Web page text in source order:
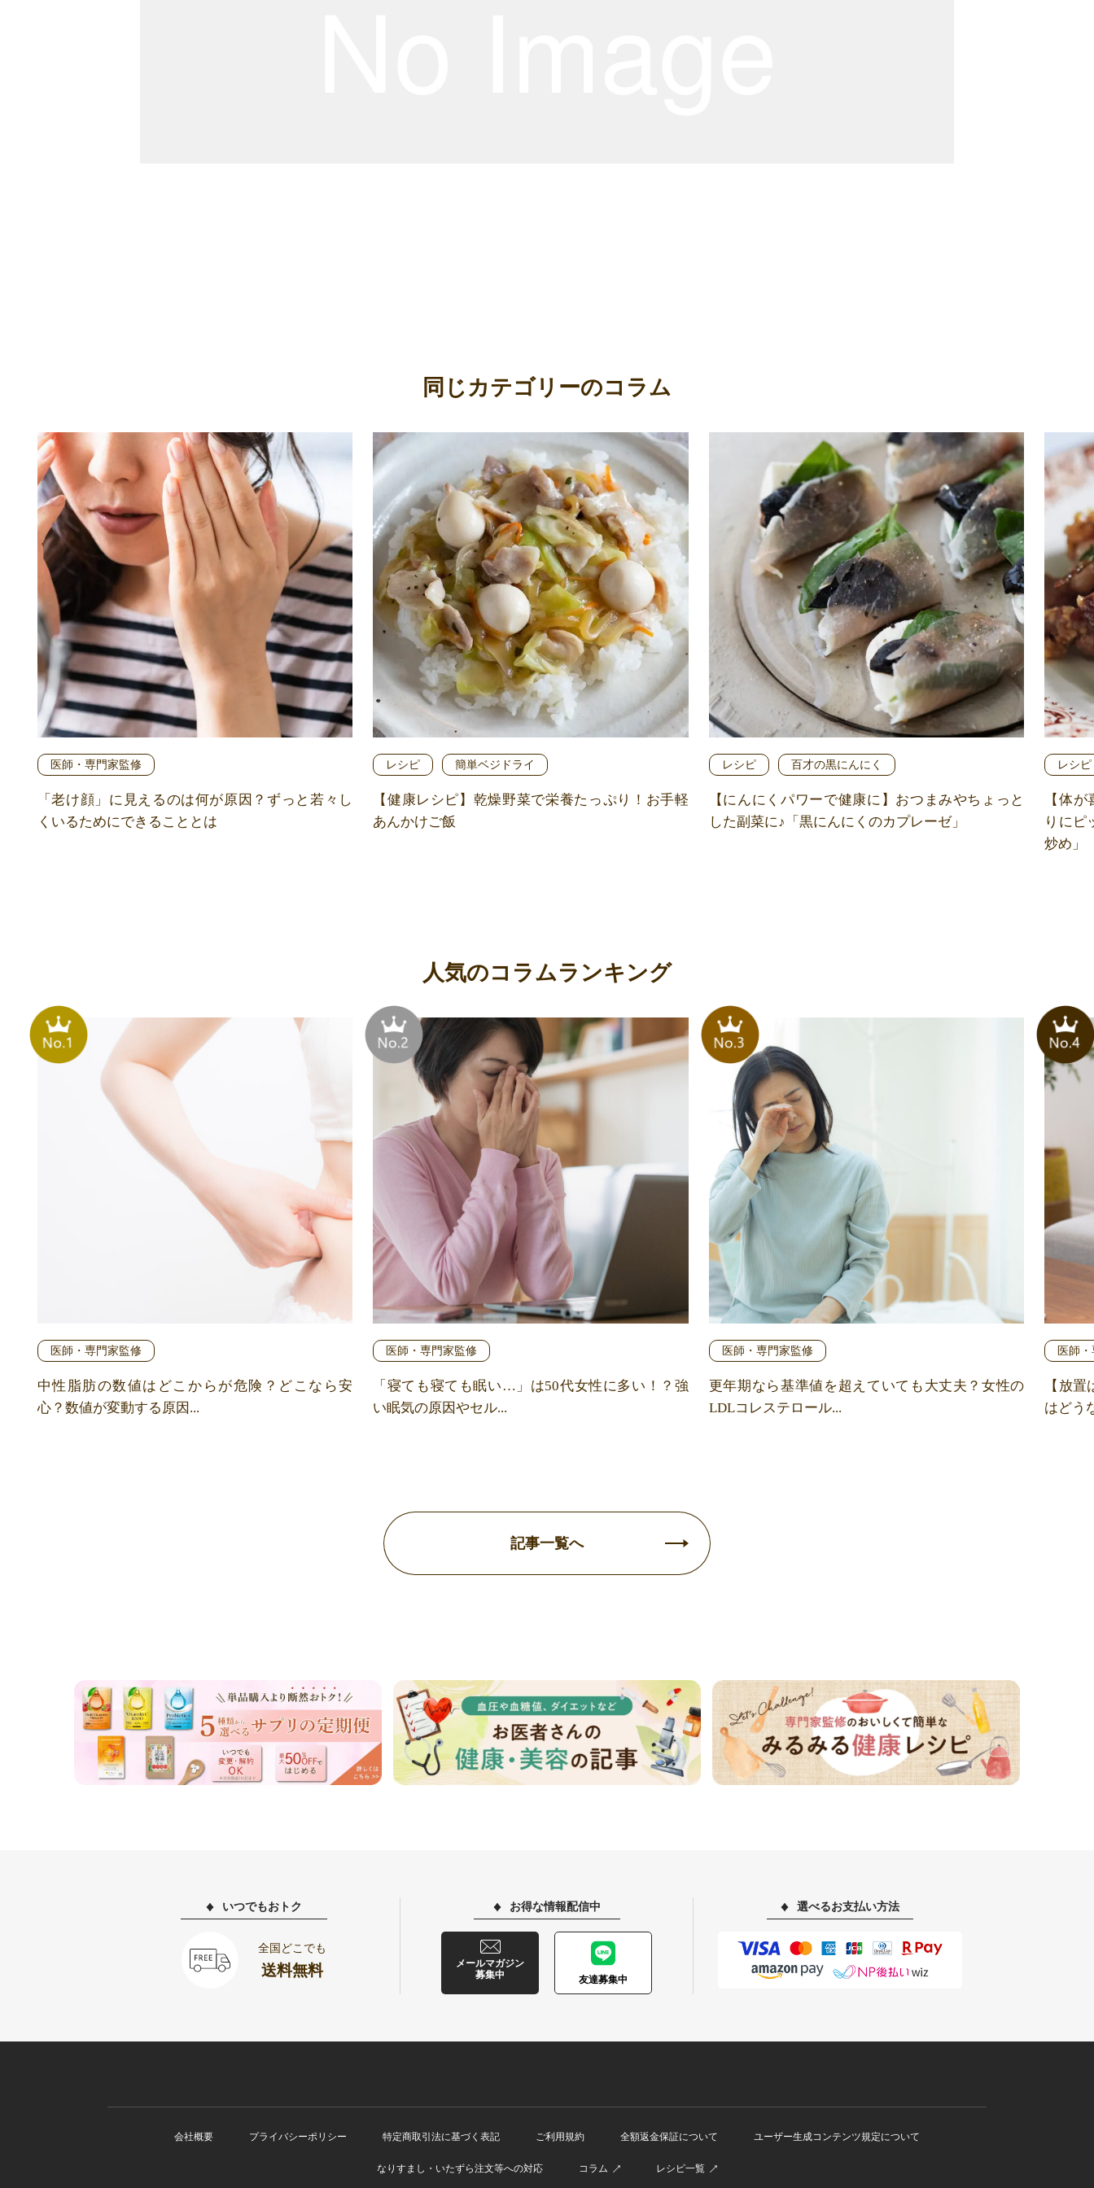
同じカテゴリーのコラム
医師・専門家監修
「老け顔」に見えるのは何が原因？ずっと若々し
くいるためにできることとは
レシピ 簡単ベジドライ
【健康レシピ】乾燥野菜で栄養たっぷり！お手軽
あんかけご飯
レシピ 百才の黒にんにく
【にんにくパワーで健康に】おつまみやちょっと
した副菜に♪「黒にんにくのカプレーゼ」
レシピ
【体
りにピ
炒め」
人気のコラムランキング
医師・専門家監修
中性脂肪の数値はどこからが危険？どこなら安
心？数値が変動する原因...
医師・専門家監修
「寝ても寝ても眠い…」は50代女性に多い！？強
い眠気の原因やセル...
医師・専門家監修
更年期なら基準値を超えていても大丈夫？女性の
LDLコレステロール...
医師
【放
はどう
記事一覧へ
いつでもおトク
全国どこでも
送料無料
お得な情報配信中
メールマガジン
募集中
友達募集中
選べるお支払い方法
会社概要 プライバシーポリシー 特定商取引法に基づく表記 ご利用規約 全額返金保証について ユーザー生成コンテンツ規定について
なりすまし・いたずら注文等への対応 コラム レシピ一覧